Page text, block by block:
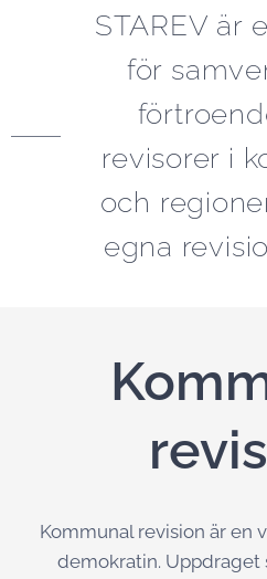
STAREV är
för
revisorer i
och
egna
Kommunal revision är en
demokratin. Uppdraget